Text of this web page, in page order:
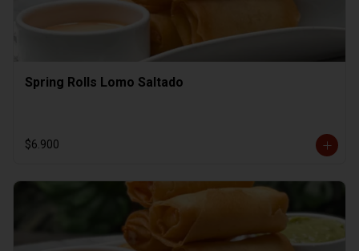
Spring Rolls Lomo Saltado
$6.900